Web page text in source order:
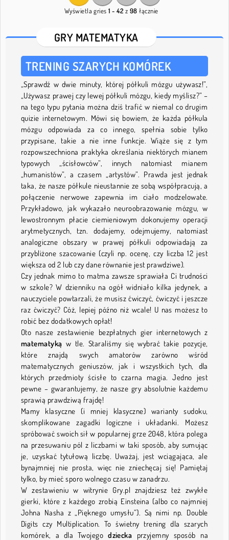
Wyświetla gries1 - 42 z 98 łącznie
GRY MATEMATYKA
TRENING SZARYCH KOMÓREK
„Sprawdź w dwie minuty, której półkuli mózgu używasz!”,
„Używasz prawej czy lewej półkuli mózgu, kiedy myślisz?” –
na tego typu pytania można dziś trafić w niemal co drugim
quizie internetowym. Mówi się bowiem, że każda półkula
mózgu odpowiada za co innego, spełnia sobie tylko
przypisane, takie a nie inne funkcje. Wiąże się z tym
rozpowszechniona praktyka określania niektórych mianem
typowych „ścisłowców”, innych natomiast mianem
„humanistów”, a czasem „artystów”. Prawda jest jednak
taka, że nasze półkule nieustannie ze sobą współpracują, a
połączenie nerwowe zapewnia im ciało modzelowate.
Przykładowo, jak wykazało neuroobrazowanie mózgu, w
lewostronnym płacie ciemieniowym dokonujemy operacji
arytmetycznych, tzn. dodajemy, odejmujemy, natomiast
analogiczne obszary w prawej półkuli odpowiadają za
przybliżone szacowanie (czyli np. ocenę, czy liczba 12 jest
większa od 2 lub czy dane równanie jest prawdziwe).
Czy jednak mimo to matma zawsze sprawiała Ci trudności
w szkole? W dzienniku na ogół widniało kilka jedynek, a
nauczyciele powtarzali, że musisz ćwiczyć, ćwiczyć i jeszcze
raz ćwiczyć? Cóż, lepiej późno niż wcale! U nas możesz to
robić bez dodatkowych opłat!
Oto nasze zestawienie bezpłatnych gier internetowych z
matematyką w tle. Staraliśmy się wybrać takie pozycje,
które znajdą swych amatorów zarówno wśród
matematycznych geniuszów, jak i wszystkich tych, dla
których przedmioty ścisłe to czarna magia. Jedno jest
pewne – gwarantujemy, że nasze gry absolutnie każdemu
sprawią prawdziwą frajdę!
Mamy klasyczne (i mniej klasyczne) warianty sudoku,
skomplikowane zagadki logiczne i układanki. Możesz
spróbować swoich sił w popularnej grze 2048, która polega
na przesuwaniu pól z liczbami w taki sposób, aby sumując
je, uzyskać tytułową liczbę. Uważaj, jest wciągająca, ale
bynajmniej nie prosta, więc nie zniechęcaj się! Pamiętaj
tylko, by mieć sporo wolnego czasu w zanadrzu.
W zestawieniu w witrynie Gry.pl znajdziesz też zwykłe
gierki, które z każdego zrobią Einsteina (albo co najmniej
Johna Nasha z „Pięknego umysłu”). Są nimi np. Double
Digits czy Multiplication. To świetny trening dla szarych
komórek, a dla Twojegodziecka przyjemny sposób na